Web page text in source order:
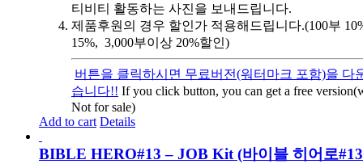
티비티 활동하는 사진을 보내드립니다.
제품후원의 경우 할인가 적용해드립니다.(100부
15%, 3,000부이상 20%할인)
버튼을 클릭하시면 무료버전(워터마크 포함)을 다
습니다!! If you click button, you can get a free
Not for sale)
Add to cart Details
BIBLE HERO#13 – JOB Kit (바이블 히어로